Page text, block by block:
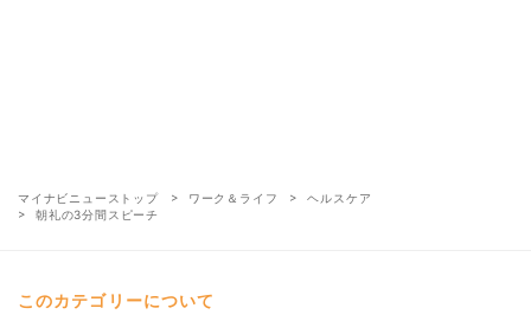
マイナビニューストップ ワーク＆ライフ
ヘルスケア
朝礼の3分間スピーチ
このカテゴリーについて